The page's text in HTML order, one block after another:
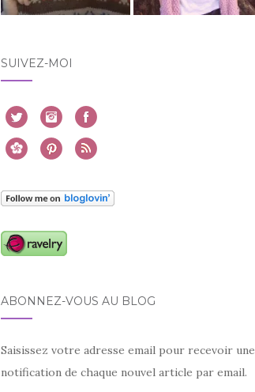
SUIVEZ-MOI
ABONNEZ-VOUS AU BLOG
Saisissez votre adresse email pour recevoir une
notification de chaque nouvel article par email.